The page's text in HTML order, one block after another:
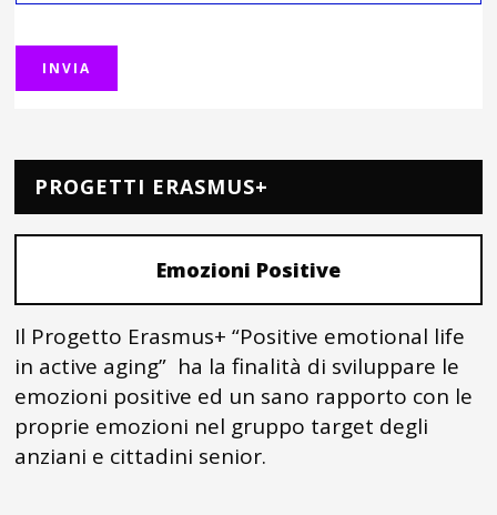
PROGETTI ERASMUS+
Emozioni Positive
Il Progetto Erasmus+ “Positive emotional life
in active aging” ha la finalità di sviluppare le
emozioni positive ed un sano rapporto con le
proprie emozioni nel gruppo target degli
anziani e cittadini senior.